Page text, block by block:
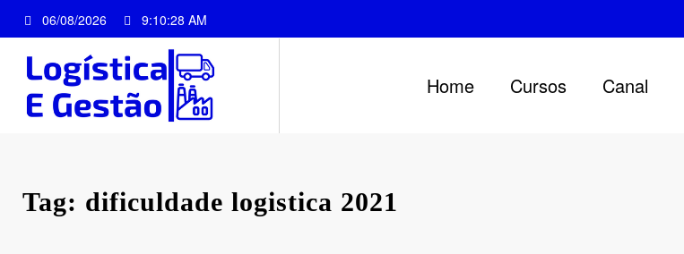
para
conteúdo
06/08/2026 9:10:28 AM
Home Cursos Canal
Tag: dificuldade logistica 2021